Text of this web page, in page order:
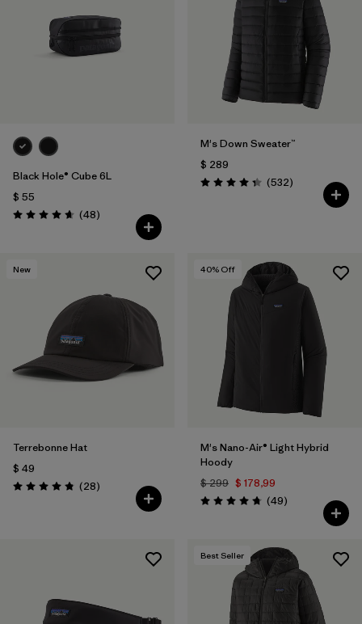
Black Hole® Cube 6L
$ 55
Valoración: 4.7 / 5
(48Comentarios
)
M's Down Sweater™
$ 289
Valoración: 4.4 / 5
(532Comentarios
)
New
Terrebonne Hat
$ 49
Valoración: 4.8 / 5
(28Comentarios
)
40% Off
M's Nano-Air® Light Hybrid
Hoody
$ 299 $ 178,99
Valoración: 4.8 / 5
(49Comentarios
)
Best Seller